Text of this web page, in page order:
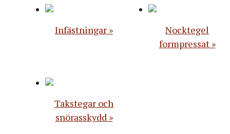
Infästningar
Nocktegel
formpressat
Takstegar och
snörasskydd